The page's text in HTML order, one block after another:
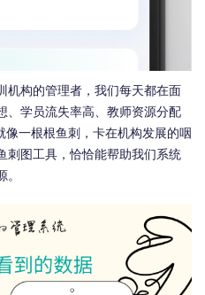
机构的管理者，我们每天都在面
、学员流失率高、教师资源分配
一根根鱼刺，卡在机构发展的咽
刺图工具，恰恰能帮助我们系统